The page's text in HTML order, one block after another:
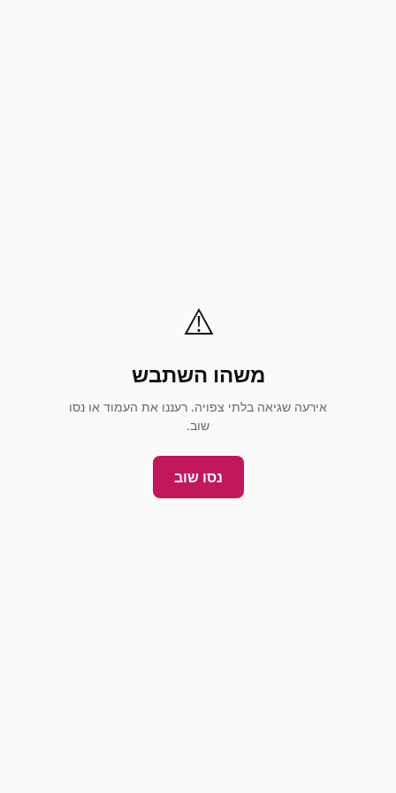
⚠️
משהו השתבש
אירעה שגיאה בלתי צפויה. רעננו את העמוד או נסו
שוב.
נסו שוב